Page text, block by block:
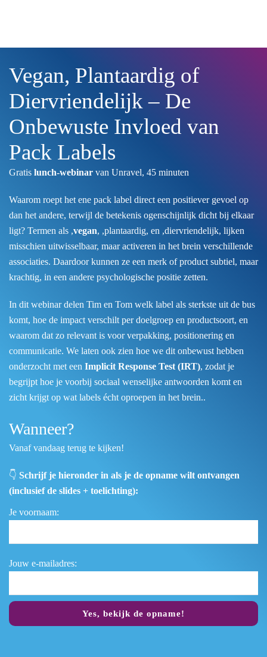
Vegan, Plantaardig of
Diervriendelijk – De
Onbewuste Invloed van
Pack Labels
Gratis lunch-webinar van Unravel, 45 minuten
Waarom roept het ene pack label direct een positiever gevoel op
dan het andere, terwijl de betekenis ogenschijnlijk dicht bij elkaar
ligt? Termen als ,vegan, ,plantaardig, en ,diervriendelijk, lijken
misschien uitwisselbaar, maar activeren in het brein verschillende
associaties. Daardoor kunnen ze een merk of product subtiel, maar
krachtig, in een andere psychologische positie zetten.
In dit webinar delen Tim en Tom welk label als sterkste uit de bus
komt, hoe de impact verschilt per doelgroep en productsoort, en
waarom dat zo relevant is voor verpakking, positionering en
communicatie. We laten ook zien hoe we dit onbewust hebben
onderzocht met een Implicit Response Test (IRT), zodat je
begrijpt hoe je voorbij sociaal wenselijke antwoorden komt en
zicht krijgt op wat labels écht oproepen in het brein..
Wanneer?
Vanaf vandaag terug te kijken!
👇 Schrijf je hieronder in als je de opname wilt ontvangen
(inclusief de slides + toelichting):
Je voornaam:
Jouw e-mailadres:
Yes, bekijk de opname!